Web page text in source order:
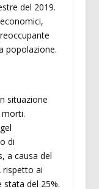
del 2019.
popolazione.
situazione
di
a causa del
rispetto ai
stata del 25%.